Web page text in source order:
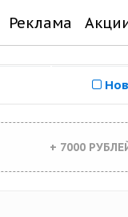
Реклама
+ 7000